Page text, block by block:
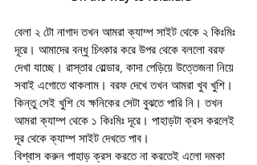
বেলা ২ টো নাগাদ তখন আমরা ক্যাম্প সাইট থেকে ২ কিঃমিঃ
দূরে। আমাদের বন্ধু চিৎকার করে উপর থেকে বললো বরফ
দেখা যাচ্ছে। রাস্তার বোল্ডার, কাদা পেড়িয়ে উত্তেজনা নিয়ে
সবাই এগোতে থাকলাম। বরফ দেখে তখন আমরা খুব খুশি।
কিন্তু সেই খুশি যে ক্ষনিকের সেটা বুঝতে পারি নি। তখন
আমরা ক্যাম্প থেকে ১ কিঃমিঃ দূরে। পাহাড়টা ক্রস করলেই
দূর থেকে ক্যাম্প সাইট দেখতে পাব।
বিশ্বাস করুন পাহাড় ক্রস করতে না করতেই এলো দমকা